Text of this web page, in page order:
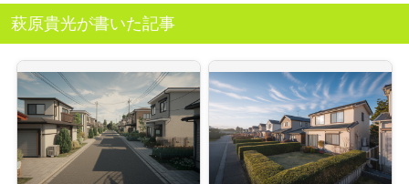
萩原貴光が書いた記事